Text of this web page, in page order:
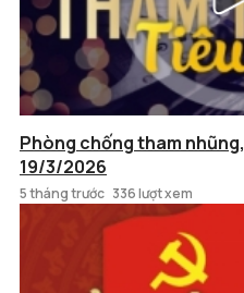
Phòng chống tham
19/3/2026
5 tháng trước 336 lượt xem